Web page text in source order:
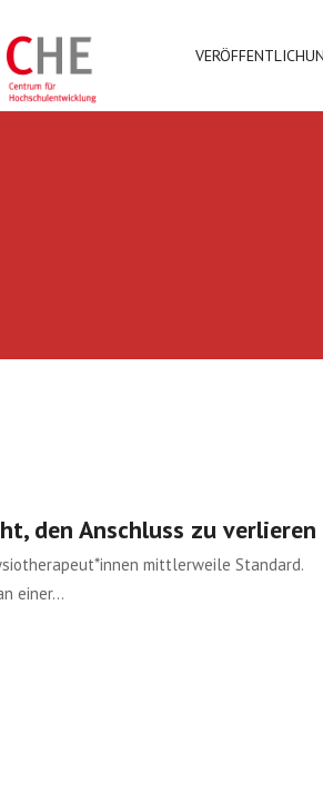
den Anschluss zu verlieren
mittlerweile Standard.
einer…